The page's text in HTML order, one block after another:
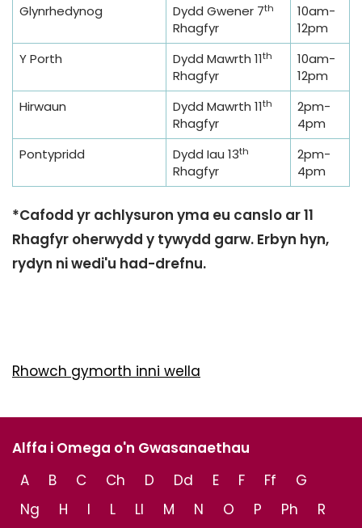
Glynrhedynog
Dydd Gwener 7th
Rhagfyr
10am-
12pm
Y Porth
Dydd Mawrth 11th
Rhagfyr
10am-
12pm
Hirwaun
Dydd Mawrth 11th
Rhagfyr
2pm-
4pm
Pontypridd
Dydd Iau 13th
Rhagfyr
2pm-
4pm
*Cafodd yr achlysuron yma eu canslo ar 11
Rhagfyr oherwydd y tywydd garw. Erbyn hyn,
rydyn ni wedi'u had-drefnu.
Rhowch gymorth inni wella
Alffa i Omega o'n Gwasanaethau
A
B C Ch D Dd E F Ff
G
Ng
H I L Ll M N O P Ph
R